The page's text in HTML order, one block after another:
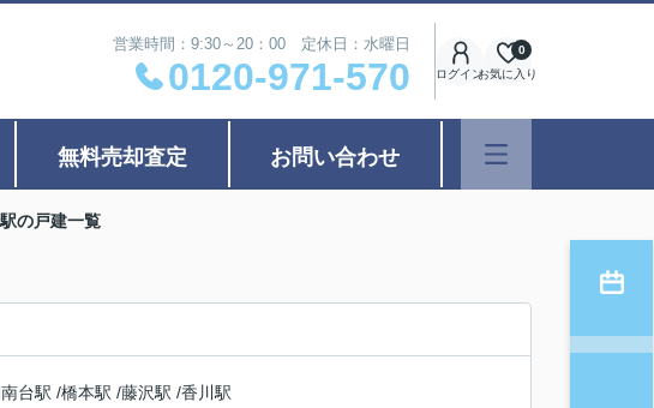
営業時間：9:30～20：00 定休日：水曜日
0120-971-570 ログインお気に入り
0
無料売却査定 お問い合わせ
の戸建一覧
台駅 /橋本駅 /藤沢駅 /香川駅